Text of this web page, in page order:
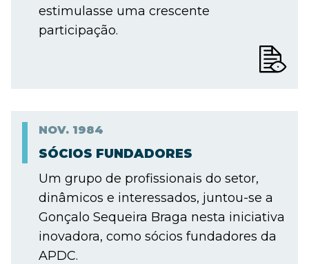
estimulasse uma crescente
participação.
NOV. 1984
SÓCIOS FUNDADORES
Um grupo de profissionais do setor,
dinâmicos e interessados, juntou-se a
Gonçalo Sequeira Braga nesta iniciativa
inovadora, como sócios fundadores da
APDC.